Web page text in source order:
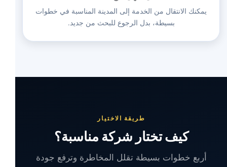
يمكنك الانتقال من الخدمة إلى المدينة المناسبة في خطوات
بسيطة، بدل الرجوع للبحث من جديد.
طريقة الاختيار
كيف تختار شركة مناسبة؟
أربع خطوات بسيطة تقلل المخاطرة وترفع جودة